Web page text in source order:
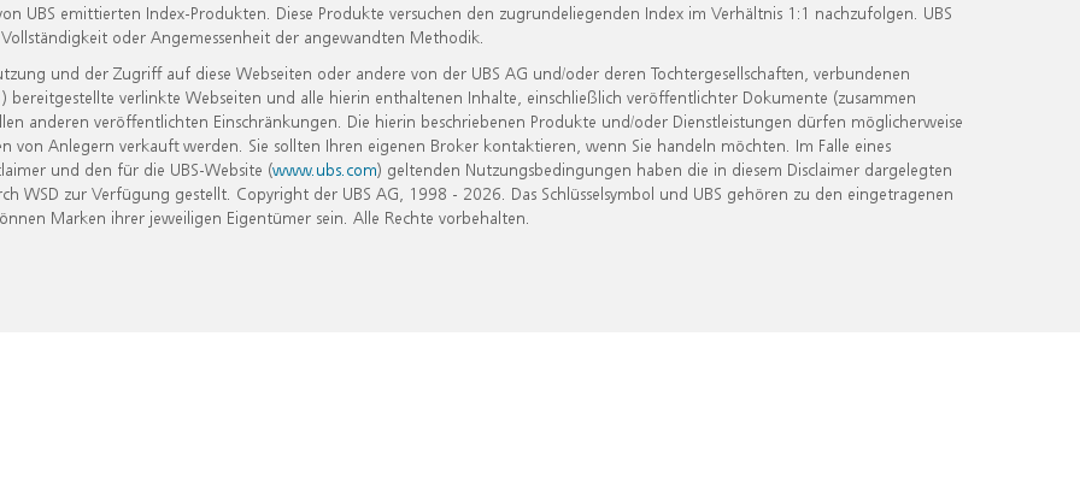
UBS emittierten Index-Produkten. Diese Produkte versuchen den zugrundeliegenden Index im Verhältnis 1:1 nachzufolgen. UBS
oder Angemessenheit der angewandten Methodik.
und der Zugriff auf diese Webseiten oder andere von der UBS AG und/oder deren Tochtergesellschaften, verbundenen
verlinkte Webseiten und alle hierin enthaltenen Inhalte, einschließlich veröffentlichter Dokumente (zusammen
anderen veröffentlichten Einschränkungen. Die hierin beschriebenen Produkte und/oder Dienstleistungen dürfen möglicherweise
Anlegern verkauft werden. Sie sollten Ihren eigenen Broker kontaktieren, wenn Sie handeln möchten. Im Falle eines
und den für die UBS-Website (www.ubs.com) geltenden Nutzungsbedingungen haben die in diesem Disclaimer dargelegten
zur Verfügung gestellt. Copyright der UBS AG, 1998 - 2026. Das Schlüsselsymbol und UBS gehören zu den eingetragenen
Marken ihrer jeweiligen Eigentümer sein. Alle Rechte vorbehalten.